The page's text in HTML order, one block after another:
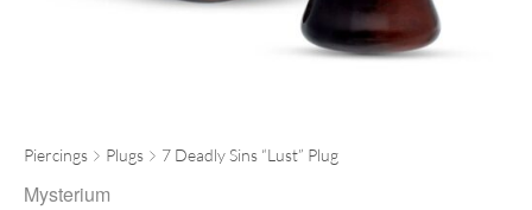
Piercings Plugs 7 Deadly Sins “Lust” Plug
Mysterium